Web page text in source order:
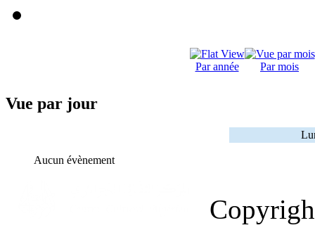
Par année Par mois
Vue par jour
Aucun évènement